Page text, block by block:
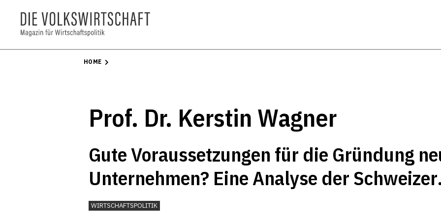
HOME
Prof. Dr. Kerstin Wagner
Gute Voraussetzungen für die Gründung
Unternehmen? Eine Analyse der Schweizer
Regionen
WIRTSCHAFTSPOLITIK